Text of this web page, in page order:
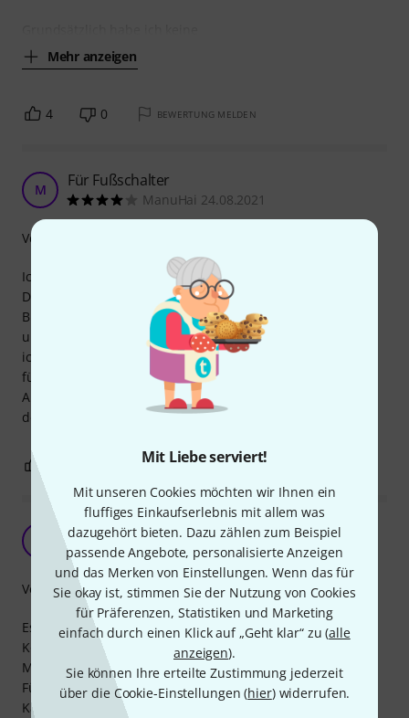
Mit Liebe serviert!
Mit unseren Cookies möchten wir Ihnen ein
fluffiges Einkaufserlebnis mit allem was
dazugehört bieten. Dazu zählen zum Beispiel
passende Angebote, personalisierte Anzeigen
und das Merken von Einstellungen. Wenn das für
Sie okay ist, stimmen Sie der Nutzung von Cookies
für Präferenzen, Statistiken und Marketing
einfach durch einen Klick auf „Geht klar“ zu (alle
anzeigen).
Sie können Ihre erteilte Zustimmung jederzeit
über die Cookie-Einstellungen (hier) widerrufen.
Mehr anzeigen
4 0 BEWERTUNG MELDEN
M Für Fußschalter
ManuHai 24.08.2021
Ich nutze dieses Stereo-Kabel lediglich für
Doppelfußschalter von Gitarrenverstärkern mit Stereo-
Buchse, dafür ist es prima, von der Verarbeitungsqualität
und Länge her auch ausreichend. Zur Signalqualität kann
ich daher auch nichts beitragen. Ich hab das Kabel schon
für den ein oder anderen Fußschalter gekauft, mit den
Amps wieder verkauft und dann wieder neu gekauft. Für
den Einsatzzweck 1A.
Verarbeitung
BEWERTUNG MELDEN
Einfaches Klinkenkabel aber es tut was es soll.
RM Groove 26.10.2020
Es verbindet im Homestudio mein Interface mit einem
Kopfhörerverstärker.
Mechanisch wird es dabei kaum bis gar nicht belastet.
Für diese und ähnliche Aufgaben gebe ich eine klare
Kaufempfehlung!
Verarbeitung